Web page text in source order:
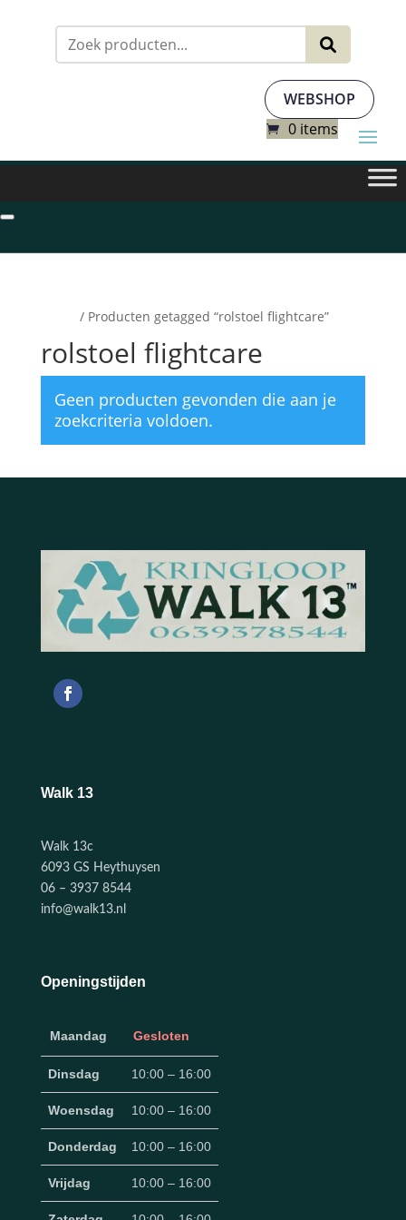
WEBSHOP
0 items
/ Producten getagged “rolstoel flightcare”
rolstoel flightcare
Geen producten gevonden die aan je
zoekcriteria voldoen.
Walk 13
Walk 13c
6093 GS Heythuysen
06 – 3937 8544
info@walk13.nl
Openingstijden
Maandag Gesloten
Dinsdag 10:00 – 16:00
Woensdag 10:00 – 16:00
Donderdag 10:00 – 16:00
Vrijdag 10:00 – 16:00